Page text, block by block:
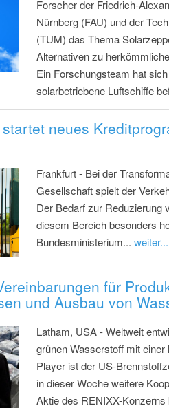
Forscher der Friedrich-
Nürnberg (FAU) und der
(TUM) das Thema
Alternativen zu
Ein Forschungsteam hat
solarbetriebene Luftschiffe
neues
Frankfurt - Bei der
Gesellschaft spielt der
Der Bedarf zur Reduzierung
diesem Bereich besonders
Bundesministerium... weiter...
für
und Ausbau von
Latham, USA - Weltweit
grünen Wasserstoff mit
Player ist der US-
in dieser Woche weitere
Aktie des RENIXX-